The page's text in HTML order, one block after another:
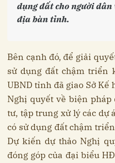
dụng đất cho người
địa bàn tỉnh.
Bên cạnh đó, để giải
sử dụng đất chậm triển
UBND tỉnh đã giao Sở Kế
Nghị quyết về biện
tư, tập trung xử lý các dự
có sử dụng đất chậm
Dự kiến dự thảo Nghị
đóng góp của đại biểu